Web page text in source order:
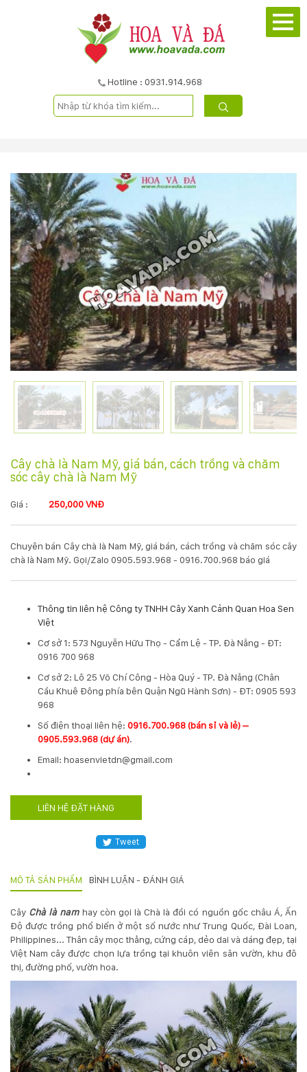
Hotline : 0931.914.968
SẢN
PHẨM
DỊCH
VỤ
KỸ
THUẬT
TRỒNG
ẢNH
0931.914.968
hoasenvietdn@gmail.com
Thọ
nẵng
132
-
168
Võ
Chí
-
Hòa
Quý
-
TP.
Cây chà là Nam Mỹ, giá bán, cách trồng và chăm
sóc cây chà là Nam Mỹ
Giá : 250,000 VNĐ
Chuyên bán Cây chà là Nam Mỹ, giá bán, cách trồng và chăm sóc cây
chà là Nam Mỹ. Gọi/Zalo 0905.593.968 - 0916.700.968 báo giá
Thông tin liên hệ Công ty TNHH Cây Xanh Cảnh Quan Hoa Sen
Việt
Cơ sở 1: 573 Nguyễn Hữu Thọ - Cẩm Lệ - TP. Đà Nẵng - ĐT:
0916 700 968
Cơ sở 2: Lô 25 Võ Chí Công - Hòa Quý - TP. Đà Nẵng (Chân
Cầu Khuê Đông phía bên Quận Ngũ Hành Sơn) - ĐT: 0905 593
968
​Số điện thoại liên hệ: 0916.700.968 (bán sỉ và lẻ) –
0905.593.968 (dự án).
Email: hoasenvietdn@gmail.com
LIÊN HỆ ĐẶT HÀNG
Tweet
MÔ TẢ SẢN PHẨM BÌNH LUẬN - ĐÁNH GIÁ
Cây Chà là namhay còn gọi là Chà là đồi có nguồn gốc châu Á, Ấn
Độ được trồng phổ biến ở một số nước như Trung Quốc, Đài Loan,
Philippines... Thân cây mọc thẳng, cứng cáp, dẻo dai và dáng đẹp, tại
Việt Nam cây được chọn lựa trồng tại khuôn viên sân vườn, khu đô
thị, đường phố, vườn hoa.